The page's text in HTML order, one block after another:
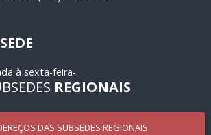
SEDE
à sexta-feira-.
REGIONAIS
DAS SUBSEDES REGIONAIS